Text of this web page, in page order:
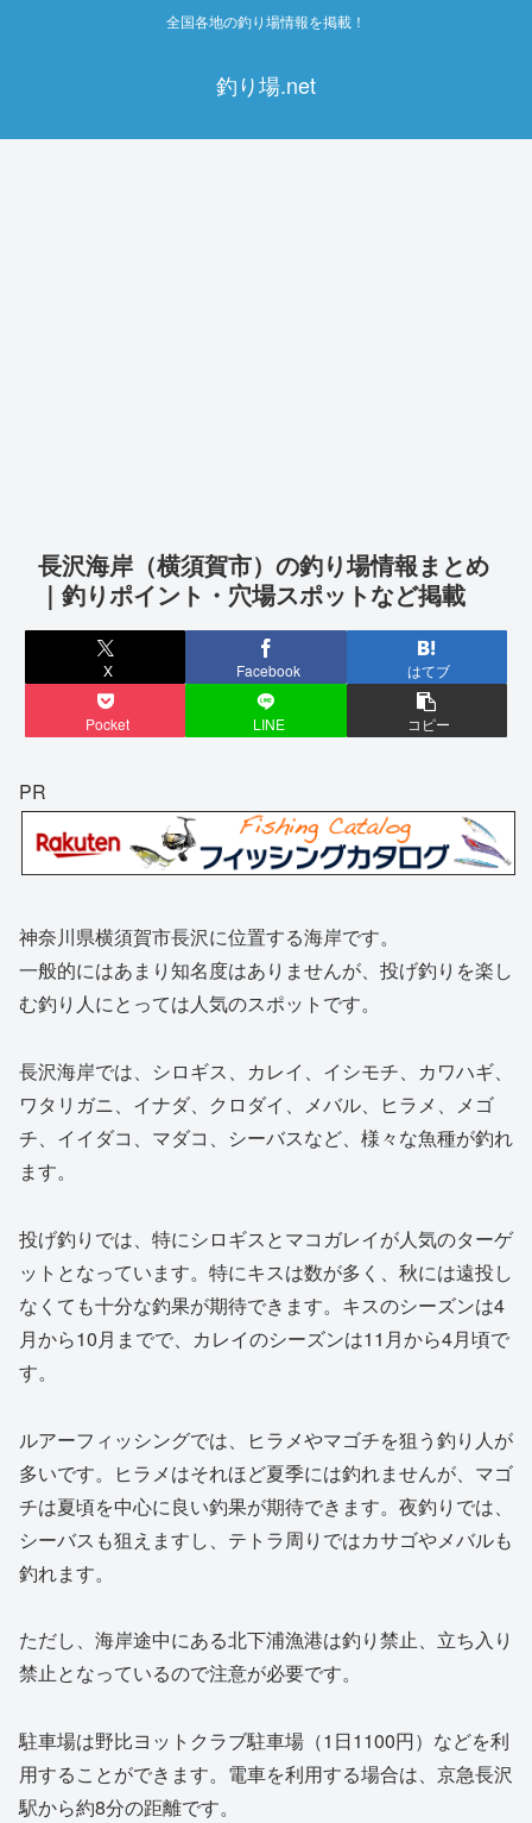
全国各地の釣り場情報を掲載！
釣り場.net
長沢海岸（横須賀市）の釣り場情報まとめ
｜釣りポイント・穴場スポットなど掲載
X Facebook はてブ
Pocket LINE コピー
PR
神奈川県横須賀市長沢に位置する海岸です。
一般的にはあまり知名度はありませんが、投げ釣りを楽し
む釣り人にとっては人気のスポットです。
長沢海岸では、シロギス、カレイ、イシモチ、カワハギ、
ワタリガニ、イナダ、クロダイ、メバル、ヒラメ、メゴ
チ、イイダコ、マダコ、シーバスなど、様々な魚種が釣れ
ます。
投げ釣りでは、特にシロギスとマコガレイが人気のターゲ
ットとなっています。特にキスは数が多く、秋には遠投し
なくても十分な釣果が期待できます。キスのシーズンは4
月から10月までで、カレイのシーズンは11月から4月頃で
す。
ルアーフィッシングでは、ヒラメやマゴチを狙う釣り人が
多いです。ヒラメはそれほど夏季には釣れませんが、マゴ
チは夏頃を中心に良い釣果が期待できます。夜釣りでは、
シーバスも狙えますし、テトラ周りではカサゴやメバルも
釣れます。
ただし、海岸途中にある北下浦漁港は釣り禁止、立ち入り
禁止となっているので注意が必要です。
駐車場は野比ヨットクラブ駐車場（1日1100円）などを利
用することができます。電車を利用する場合は、京急長沢
駅から約8分の距離です。